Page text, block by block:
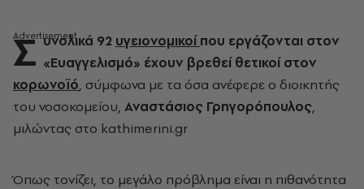
Σ υνολικά 92 υγειονομικοίπου εργάζονται στον
«Ευαγγελισμό» έχουν βρεθεί θετικοί στον
κορωνοϊό, σύμφωνα με τα όσα ανέφερε ο διοικητής
του νοσοκομείου, Αναστάσιος Γρηγορόπουλος,
μιλώντας στο kathimerini.gr
Όπως τονίζει, το μεγάλο πρόβλημα είναι η πιθανότητα